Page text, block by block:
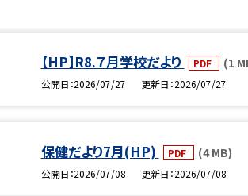
【HP】R8.７月学校だより PDF (1
公開日 2026/07/27 更新日 2026/07/27
保健だより7月(HP) PDF (4 MB)
公開日 2026/07/08 更新日 2026/07/08